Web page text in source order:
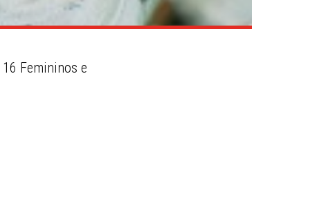
Femininos e